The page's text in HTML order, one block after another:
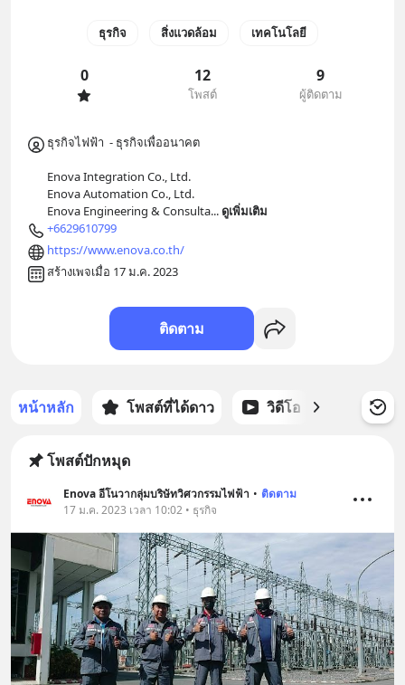
ธุรกิจ สิ่งแวดล้อม เทคโนโลยี
0 12
โพสต์
9
ผู้ติดตาม
ธุรกิจไฟฟ้า  - ธุรกิจเพื่ออนาคต
Enova Integration Co., Ltd.
Enova Automation Co., Ltd.
Enova Engineering & Consulta... ดูเพิ่มเติม
+6629610799
https://www.enova.co.th/
สร้างเพจเมื่อ 17 ม.ค. 2023
ติดตาม
หน้าหลัก โพสต์ที่ได้ดาว วิดีโอ พอดแ
โพสต์ปักหมุด
Enova อีโนวากลุ่มบริษัทวิศวกรรมไฟฟ้า • ติดตาม
17 ม.ค. 2023 เวลา 10:02 • ธุรกิจ